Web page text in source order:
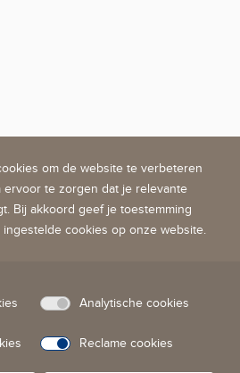
om de website te verbeteren
ervoor te zorgen dat je relevante
Bij akkoord geef je toestemming
cookies op onze website.
Analytische cookies
Reclame cookies